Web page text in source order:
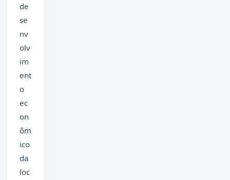
de
se
nv
olv
im
ent
o
ec
on
ôm
ico
da
loc